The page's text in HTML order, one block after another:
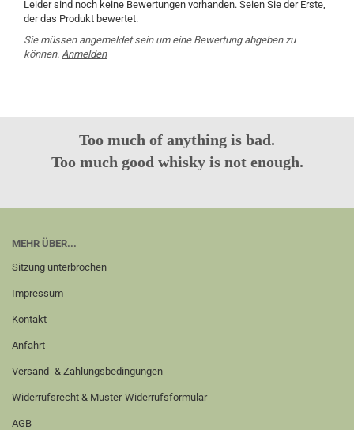
Leider sind noch keine Bewertungen vorhanden. Seien Sie der Erste,
der das Produkt bewertet.
Sie müssen angemeldet sein um eine Bewertung abgeben zu
können. Anmelden
Too much of anything is bad.
Too much good whisky is not enough.
MEHR ÜBER...
Sitzung unterbrochen
Impressum
Kontakt
Anfahrt
Versand- & Zahlungsbedingungen
Widerrufsrecht & Muster-Widerrufsformular
AGB